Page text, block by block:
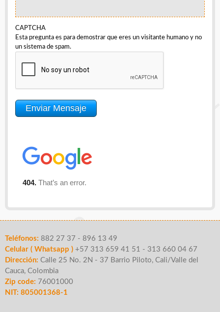
CAPTCHA
Esta pregunta es para demostrar que eres un visitante humano y no
un sistema de spam.
Teléfonos: 882 27 37 - 896 13 49
Celular ( Whatsapp ) +57 313 659 41 51 - 313 660 04 67
Dirección: Calle 25 No. 2N - 37 Barrio Piloto, Cali/Valle del
Cauca, Colombia
Zip code: 76001000
NIT: 805001368-1